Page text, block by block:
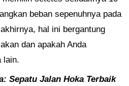
beban sepenuhnya pada
hal ini bergantung
dan apakah Anda
lain.
Sepatu Jalan Hoka Terbaik